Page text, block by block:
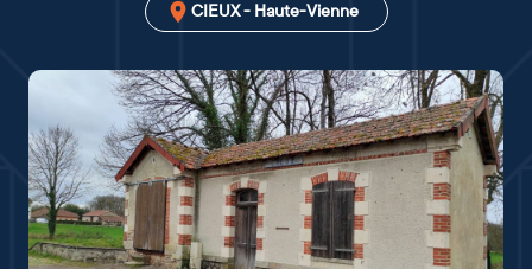
CIEUX - Haute-Vienne